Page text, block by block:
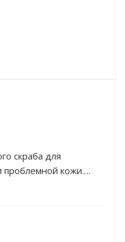
скраба для
кожи.
кофе тщательно